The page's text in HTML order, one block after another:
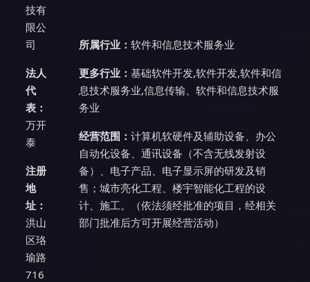
技有
限公
司
法人
代
表：
万开
泰
注册
地
址：
洪山
区珞
瑜路
716
所属行业： 软件和信息技术服务业
更多行业： 基础软件开发,软件开发,软件和信
息技术服务业,信息传输、软件和信息技术服
务业
经营范围： 计算机软硬件及辅助设备、办公
自动化设备、通讯设备（不含无线发射设
备）、电子产品、电子显示屏的研发及销
售；城市亮化工程、楼宇智能化工程的设
计、施工。（依法须经批准的项目，经相关
部门批准后方可开展经营活动）